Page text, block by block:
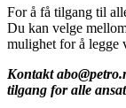
For å få tilgang til
Du kan velge
mulighet for å legge
Kontakt
tilgang for alle